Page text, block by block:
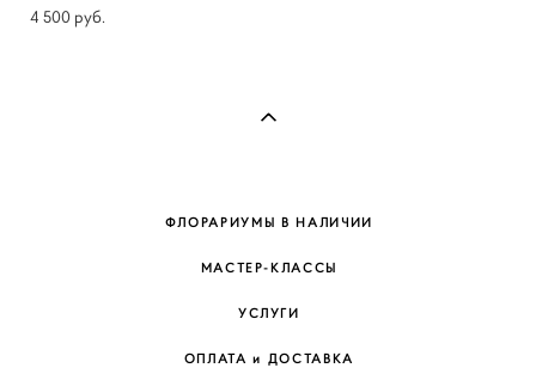
4 500 pуб.
ФЛОРАРИУМЫ В НАЛИЧИИ
МАСТЕР-КЛАССЫ
УСЛУГИ
ОПЛАТА и ДОСТАВКА